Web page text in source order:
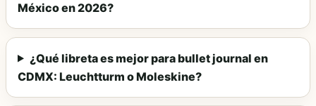
México en 2026?
¿Qué libreta es mejor para bullet journal en
CDMX: Leuchtturm o Moleskine?